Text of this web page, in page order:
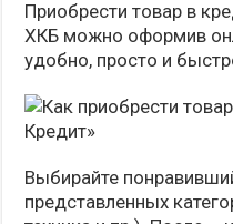
Приобрести товар в
ХКБ можно оформив
удобно, просто и
Выбирайте
представленных